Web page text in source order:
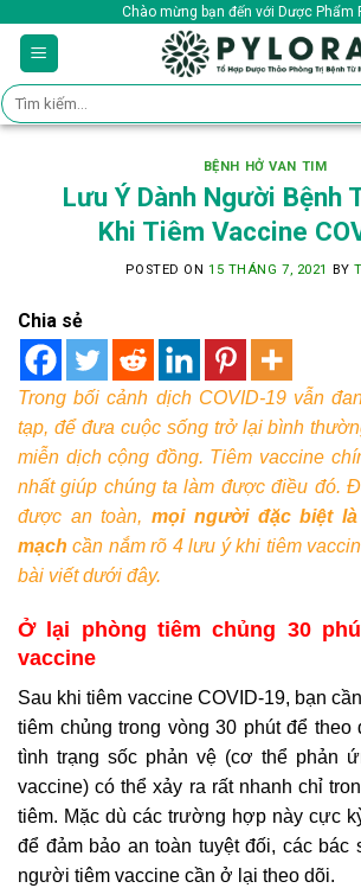
content
Chào mừng bạn đến với Dược Phẩm
Tìm
kiếm:
BỆNH HỞ VAN TIM
Lưu Ý Dành Người Bệnh
Khi Tiêm Vaccine
POSTED ON 15 THÁNG 7, 2021 BY
Chia sẻ
Trong bối cảnh dịch COVID-19 vẫn
tạp, để đưa cuộc sống trở lại bình
miễn dịch cộng đồng. Tiêm vaccine
nhất giúp chúng ta làm được điều đó.
được an toàn,mọi người đặc biệt
mạch cần nắm rõ 4 lưu ý khi tiêm
bài viết dưới đây.
Ở lại phòng tiêm chủng 30
vaccine
Sau khi tiêm vaccine COVID-19, bạn
tiêm chủng trong vòng 30 phút để
tình trạng sốc phản vệ (cơ thể phản
vaccine) có thể xảy ra rất nhanh chỉ
tiêm. Mặc dù các trường hợp này cực
để đảm bảo an toàn tuyệt đối, các bác
người tiêm vaccine cần ở lại theo dõi.